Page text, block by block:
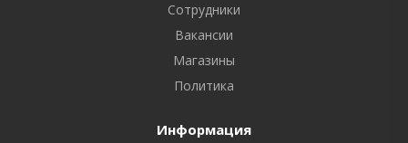
Сотрудники
Вакансии
Магазины
Политика
Информация